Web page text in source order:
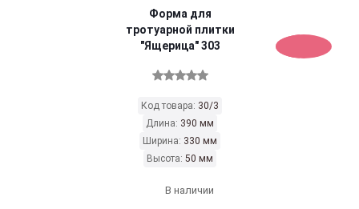
Форма для
тротуарной плитки
"Ящерица" 303
Код товара: 30/3
Длина: 390 мм
Ширина: 330 мм
Высота: 50 мм
В наличии